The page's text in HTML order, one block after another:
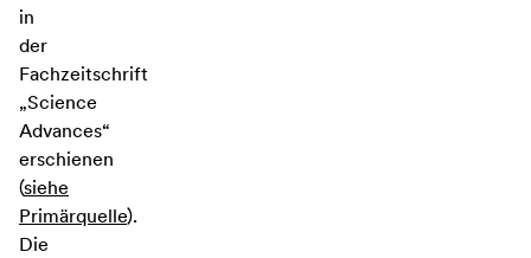
in
der
Fachzeitschrift
„Science
Advances“
erschienen
(siehe
Primärquelle).
Die